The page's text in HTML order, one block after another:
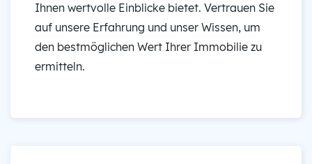
Ihnen wertvolle Einblicke bietet. Vertrauen Sie
auf unsere Erfahrung und unser Wissen, um
den bestmöglichen Wert Ihrer Immobilie zu
ermitteln.